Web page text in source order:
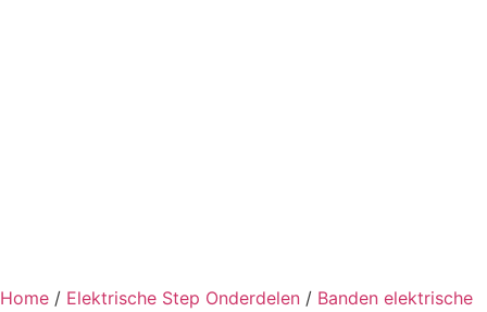
Home / Elektrische Step Onderdelen / Banden elektrische